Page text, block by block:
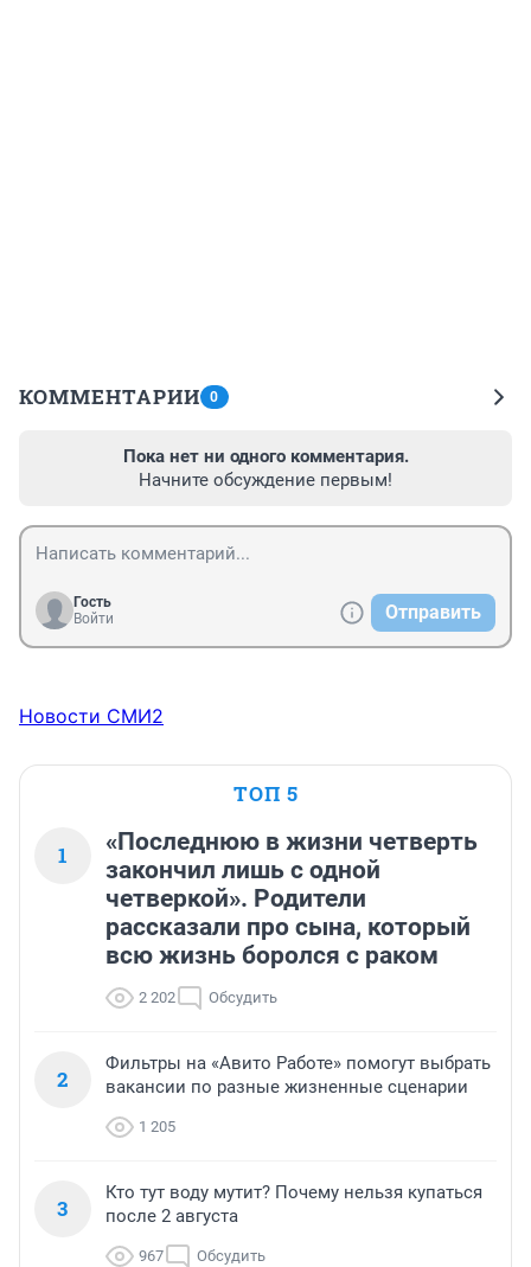
КОММЕНТАРИИ 0
Пока нет ни одного комментария.
Начните обсуждение первым!
Гость
Войти
Отправить
Новости СМИ2
ТОП 5
1
«Последнюю в жизни четверть
закончил лишь с одной
четверкой». Родители
рассказали про сына, который
всю жизнь боролся с раком
2 202 Обсудить
2
Фильтры на «Авито Работе» помогут выбрать
вакансии по разные жизненные сценарии
1 205
3
Кто тут воду мутит? Почему нельзя купаться
после 2 августа
967 Обсудить